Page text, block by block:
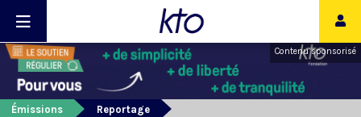
Contenu sponsorisé
Émissions
Reportage